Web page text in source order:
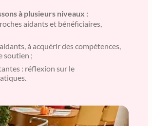
à plusieurs niveaux :
aidants et bénéficiaires,
à acquérir des compétences,
soutien ;
: réflexion sur le